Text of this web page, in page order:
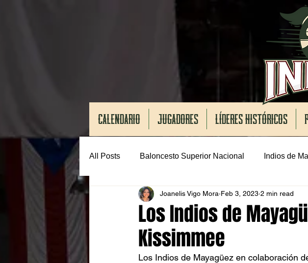
CALENDARIO JUGADORES LÍDERES HISTÓRICOS
All Posts Baloncesto Superior Nacional Indios de
Los Indios de
Kissimmee
Joanelis Vigo Mora Feb 3, 2023 2 min read
Los Indios de Mayagüez en colaboración